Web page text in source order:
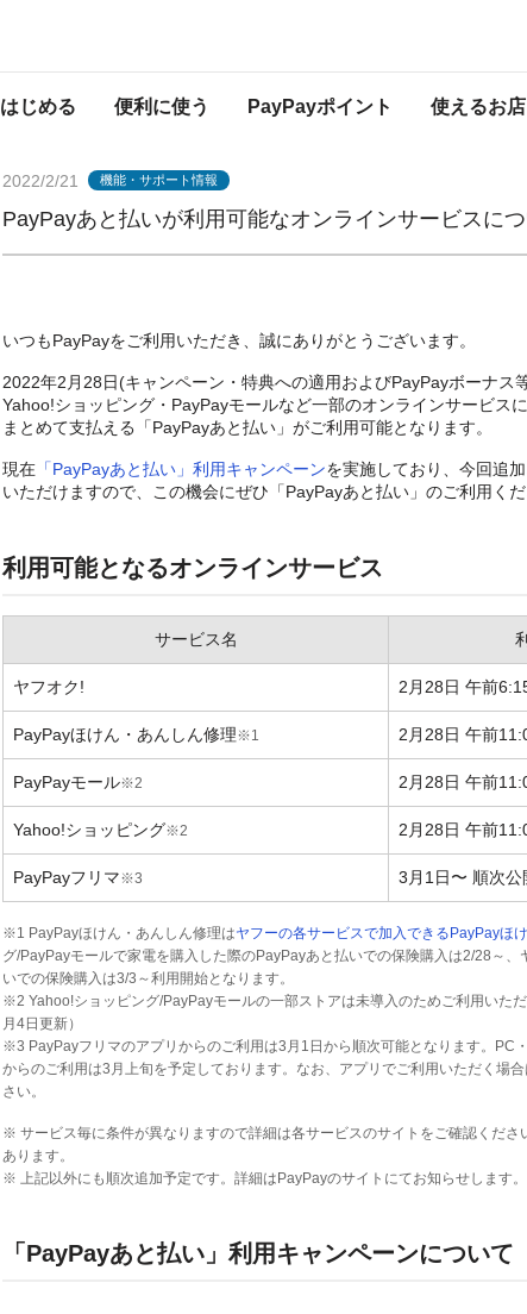
はじめる 便利に使う PayPayポイント 使えるお店
PayPay
2022/2/21 機能・サポート情報
PayPayあと払いが利用可能なオンラインサービスに
いつもPayPayをご利用いただき、誠にありがとうございます。
2022年2月28日(キャンペーン・特典への適用およびPayPayボーナス
Yahoo!ショッピング・PayPayモールなど一部のオンラインサービス
まとめて支払える「PayPayあと払い」がご利用可能となります。
現在 「PayPayあと払い」利用キャンペーンを実施しており、今回追
いただけますので、この機会にぜひ「PayPayあと払い」のご利用くだ
利用可能となるオンラインサービス
サービス名
ヤフオク! 2月28日 午前
PayPayほけん・あんしん修理※1 2月28日 午前
PayPayモール※2 2月28日 午前
Yahoo!ショッピング※2 2月28日 午前
PayPayフリマ※3 3月1日〜 順次公
※1 PayPayほけん・あんしん修理はヤフーの各サービスで加入できるPayPayほ
グ/PayPayモールで家電を購入した際のPayPayあと払いでの保険購入は2/28～
いでの保険購入は3/3～利用開始となります。
※2 Yahoo!ショッピング/PayPayモールの一部ストアは未導入のためご利用いた
月4日更新）
※3 PayPayフリマのアプリからのご利用は3月1日から順次可能となります。PC
からのご利用は3月上旬を予定しております。なお、アプリでご利用いただく場
さい。
※ サービス毎に条件が異なりますので詳細は各サービスのサイトをご確認くださ
あります。
※ 上記以外にも順次追加予定です。詳細はPayPayのサイトにてお知らせします。
「PayPayあと払い」利用キャンペーンについて